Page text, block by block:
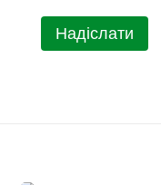
Надіслати